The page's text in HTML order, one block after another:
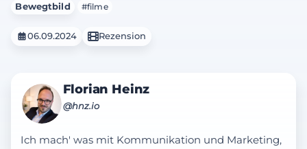
Bewegtbild #filme
06.09.2024 Rezension
Florian Heinz
@hnz.io
Ich mach' was mit Kommunikation und Marketing,